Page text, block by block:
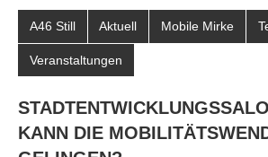
A46 Still Aktuell Mobile Mirke
Veranstaltungen
KANN DIE